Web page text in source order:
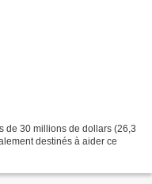
de 30 millions de dollars (26,3
destinés à aider ce